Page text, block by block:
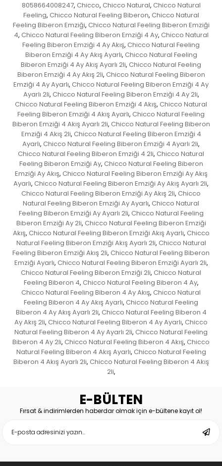
8058664008247, Chicco, Chicco Natural, Chicco Natural
Feeling, Chicco Natural Feeling Biberon, Chicco Natural
Feeling Biberon Emziği, Chicco Natural Feeling Biberon Emziği
4, Chicco Natural Feeling Biberon Emziği 4 Ay, Chicco Natural
Feeling Biberon Emziği 4 Ay Akış, Chicco Natural Feeling
Biberon Emziği 4 Ay Akış Ayarlı, Chicco Natural Feeling
Biberon Emziği 4 Ay Akış Ayarlı 2li, Chicco Natural Feeling
Biberon Emziği 4 Ay Akış 2li, Chicco Natural Feeling Biberon
Emziği 4 Ay Ayarlı, Chicco Natural Feeling Biberon Emziği 4 Ay
Ayarlı 2li, Chicco Natural Feeling Biberon Emziği 4 Ay 2li,
Chicco Natural Feeling Biberon Emziği 4 Akış, Chicco Natural
Feeling Biberon Emziği 4 Akış Ayarlı, Chicco Natural Feeling
Biberon Emziği 4 Akış Ayarlı 2li, Chicco Natural Feeling Biberon
Emziği 4 Akış 2li, Chicco Natural Feeling Biberon Emziği 4
Ayarlı, Chicco Natural Feeling Biberon Emziği 4 Ayarlı 2li,
Chicco Natural Feeling Biberon Emziği 4 2li, Chicco Natural
Feeling Biberon Emziği Ay, Chicco Natural Feeling Biberon
Emziği Ay Akış, Chicco Natural Feeling Biberon Emziği Ay Akış
Ayarlı, Chicco Natural Feeling Biberon Emziği Ay Akış Ayarlı 2li,
Chicco Natural Feeling Biberon Emziği Ay Akış 2li, Chicco
Natural Feeling Biberon Emziği Ay Ayarlı, Chicco Natural
Feeling Biberon Emziği Ay Ayarlı 2li, Chicco Natural Feeling
Biberon Emziği Ay 2li, Chicco Natural Feeling Biberon Emziği
Akış, Chicco Natural Feeling Biberon Emziği Akış Ayarlı, Chicco
Natural Feeling Biberon Emziği Akış Ayarlı 2li, Chicco Natural
Feeling Biberon Emziği Akış 2li, Chicco Natural Feeling Biberon
Emziği Ayarlı, Chicco Natural Feeling Biberon Emziği Ayarlı 2li,
Chicco Natural Feeling Biberon Emziği 2li, Chicco Natural
Feeling Biberon 4, Chicco Natural Feeling Biberon 4 Ay,
Chicco Natural Feeling Biberon 4 Ay Akış, Chicco Natural
Feeling Biberon 4 Ay Akış Ayarlı, Chicco Natural Feeling
Biberon 4 Ay Akış Ayarlı 2li, Chicco Natural Feeling Biberon 4
Ay Akış 2li, Chicco Natural Feeling Biberon 4 Ay Ayarlı, Chicco
Natural Feeling Biberon 4 Ay Ayarlı 2li, Chicco Natural Feeling
Biberon 4 Ay 2li, Chicco Natural Feeling Biberon 4 Akış, Chicco
Natural Feeling Biberon 4 Akış Ayarlı, Chicco Natural Feeling
Biberon 4 Akış Ayarlı 2li, Chicco Natural Feeling Biberon 4 Akış
2li,
E-BÜLTEN
Fırsat & indirimlerden haberdar olmak için e-bültene kayıt ol!